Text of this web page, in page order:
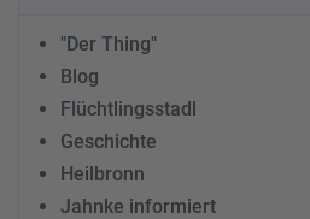
"Der Thing"
Blog
Flüchtlingsstadl
Geschichte
Heilbronn
Jahnke informiert